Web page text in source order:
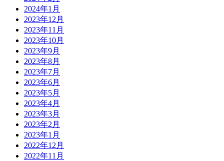
2024年1月
2023年12月
2023年11月
2023年10月
2023年9月
2023年8月
2023年7月
2023年6月
2023年5月
2023年4月
2023年3月
2023年2月
2023年1月
2022年12月
2022年11月